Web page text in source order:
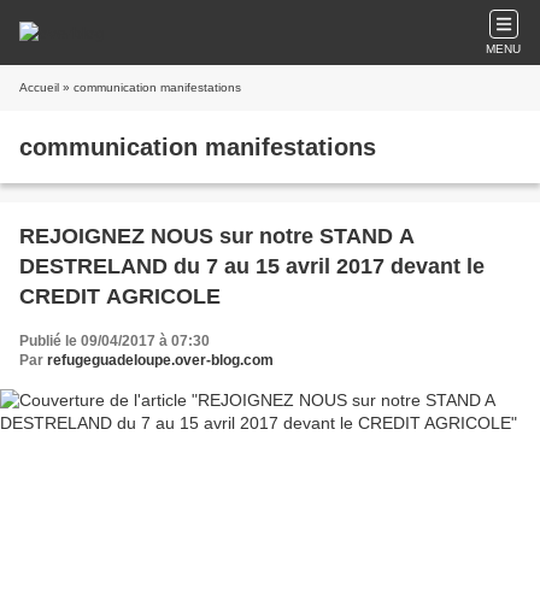
MENU
Accueil » communication manifestations
communication manifestations
REJOIGNEZ NOUS sur notre STAND A
DESTRELAND du 7 au 15 avril 2017 devant le
CREDIT AGRICOLE
Publié le 09/04/2017 à 07:30
Par refugeguadeloupe.over-blog.com